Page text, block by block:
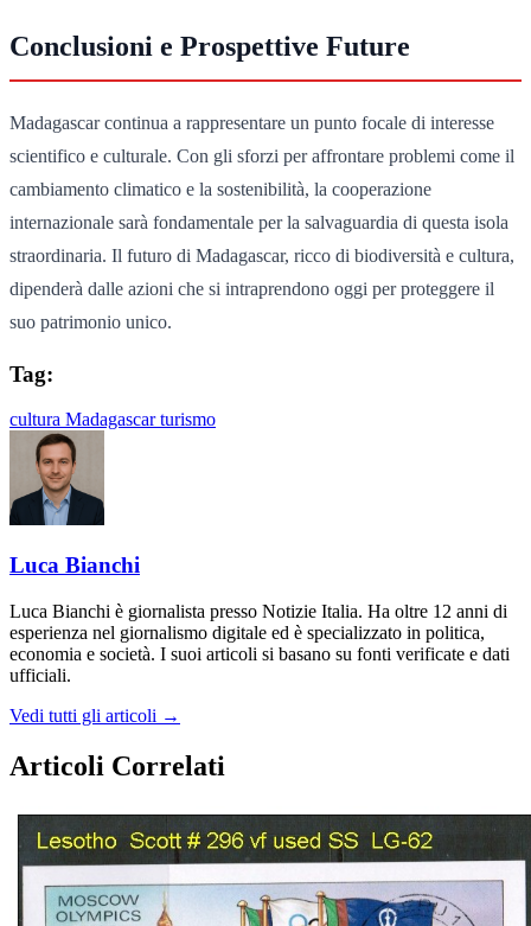
Conclusioni e Prospettive Future
Madagascar continua a rappresentare un punto focale di interesse
scientifico e culturale. Con gli sforzi per affrontare problemi come il
cambiamento climatico e la sostenibilità, la cooperazione
internazionale sarà fondamentale per la salvaguardia di questa isola
straordinaria. Il futuro di Madagascar, ricco di biodiversità e cultura,
dipenderà dalle azioni che si intraprendono oggi per proteggere il
suo patrimonio unico.
Tag:
cultura Madagascarturismo
Luca Bianchi
Luca Bianchi è giornalista presso Notizie Italia. Ha oltre 12 anni di
esperienza nel giornalismo digitale ed è specializzato in politica,
economia e società. I suoi articoli si basano su fonti verificate e dati
ufficiali.
Vedi tutti gli articoli →
Articoli Correlati